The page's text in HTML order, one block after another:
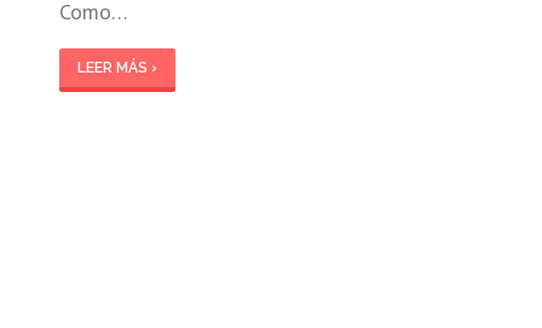
Como…
LEER MÁS ›